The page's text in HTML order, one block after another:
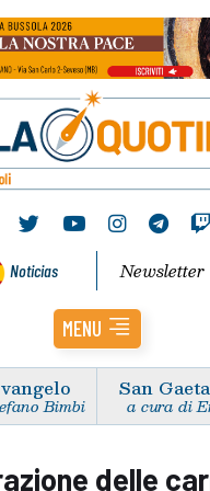
Noticias Newsletter
MENU
Bimbi
San
a cura di
delle